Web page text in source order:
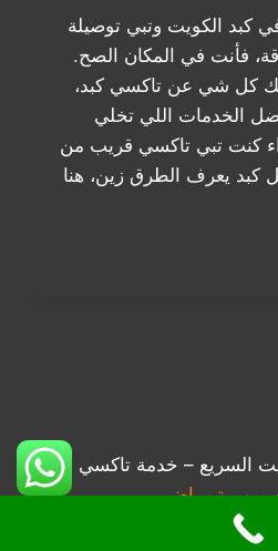
كبد الكويت وتبي توصيلة
فأنت في المكان الصح.
كل شي عن تاكسي كبد،
الخدمات اللي تخلي
كنت تبي تاكسي قريب من
كبد يعرف الطرق زين، هنا
© 2026 تاكسي الكويت السريع – خدمة تاكسي 24
بيتر راضي